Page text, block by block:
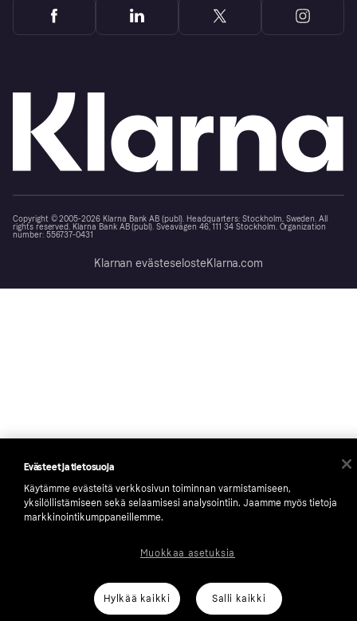
Copyright © 2005-2026 Klarna Bank AB (publ). Headquarters: Stockholm, Sweden. All
rights reserved. Klarna Bank AB (publ). Sveavägen 46, 111 34 Stockholm. Organization
number: 556737-0431
Klarnan evästeselosteKlarna.com
Evästeet ja tietosuoja
Käytämme evästeitä verkkosivun toiminnan varmistamiseen,
yksilöllistämiseen sekä selaamisesi analysointiin. Jaamme myös tietoja
markkinointikumppaneillemme.
Hylkää kaikki Salli kaikki
Muokkaa asetuksia